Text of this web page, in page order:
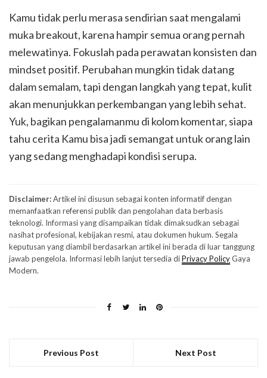
Kamu tidak perlu merasa sendirian saat mengalami
muka breakout, karena hampir semua orang pernah
melewatinya. Fokuslah pada perawatan konsisten dan
mindset positif. Perubahan mungkin tidak datang
dalam semalam, tapi dengan langkah yang tepat, kulit
akan menunjukkan perkembangan yang lebih sehat.
Yuk, bagikan pengalamanmu di kolom komentar, siapa
tahu cerita Kamu bisa jadi semangat untuk orang lain
yang sedang menghadapi kondisi serupa.
Disclaimer:Artikel ini disusun sebagai konten informatif dengan
memanfaatkan referensi publik dan pengolahan data berbasis
teknologi. Informasi yang disampaikan tidak dimaksudkan sebagai
nasihat profesional, kebijakan resmi, atau dokumen hukum. Segala
keputusan yang diambil berdasarkan artikel ini berada di luar tanggung
jawab pengelola. Informasi lebih lanjut tersedia diPrivacy PolicyGaya
Modern.
Previous Post Next Post